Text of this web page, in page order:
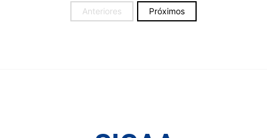
Anteriores Próximos